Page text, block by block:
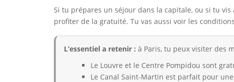
Si tu prépares un séjour dans la capitale, ou si tu
profiter de la gratuité. Tu vas aussi voir les
L’essentiel a retenir : à Paris, tu peux visiter des
Le Louvre et le Centre Pompidou sont
Le Canal Saint-Martin est parfait pour